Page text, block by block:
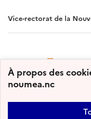
À propos des
noumea.nc
Vice-rectorat de la